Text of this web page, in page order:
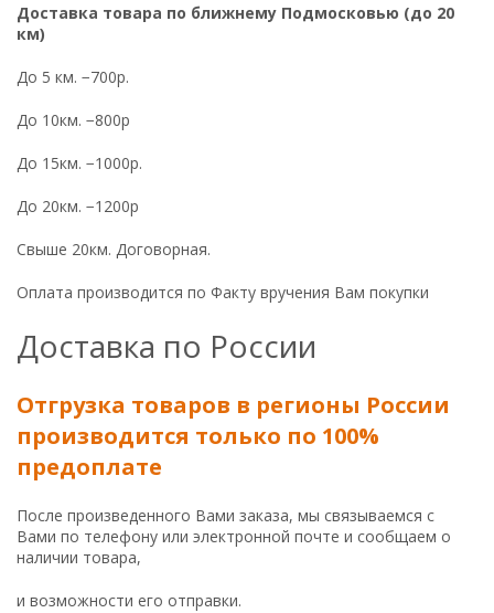
Доставка товара по ближнему Подмосковью (до 20
км)
До 5 км. −700р.
До 10км. −800р
До 15км. −1000р.
До 20км. −1200р
Свыше 20км. Договорная.
Оплата производится по Факту вручения Вам покупки
Доставка по России
Отгрузка товаров в регионы России
производится только по 100%
предоплате
После произведенного Вами заказа, мы связываемся с
Вами по телефону или электронной почте и сообщаем о
наличии товара,
и возможности его отправки.